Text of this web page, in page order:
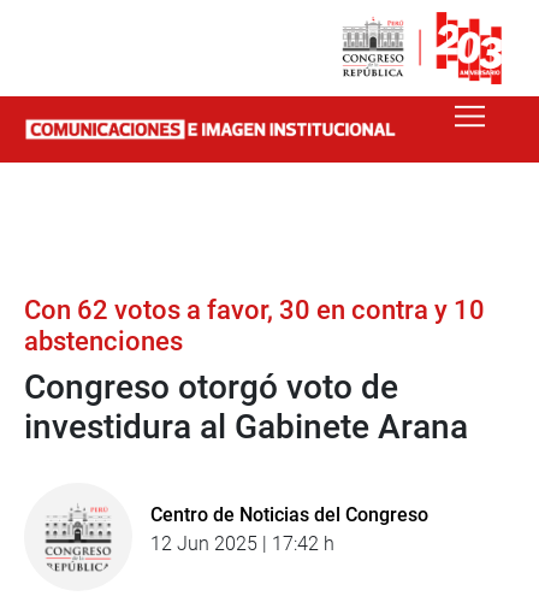
Con 62 votos a favor, 30 en contra y 10
abstenciones
Congreso otorgó voto de
investidura al Gabinete Arana
Centro de Noticias del Congreso
12 Jun 2025 | 17:42 h